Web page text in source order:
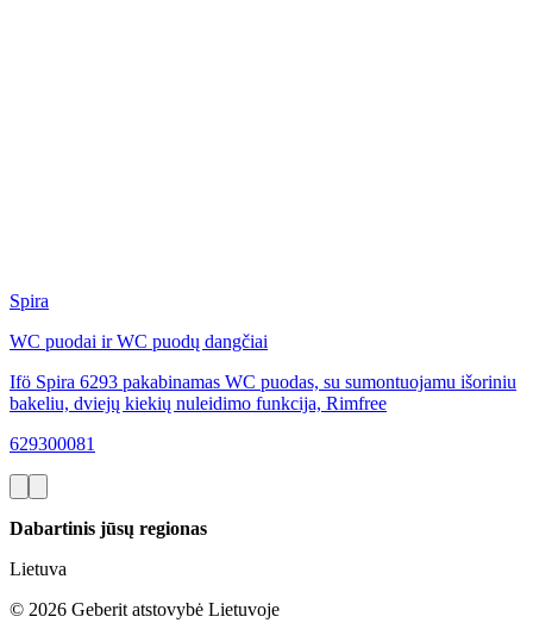
Spira
WC puodai ir WC puodų dangčiai
Ifö Spira 6293 pakabinamas WC puodas, su sumontuojamu išoriniu
bakeliu, dviejų kiekių nuleidimo funkcija, Rimfree
629300081
Dabartinis jūsų regionas
Lietuva
© 2026 Geberit atstovybė Lietuvoje